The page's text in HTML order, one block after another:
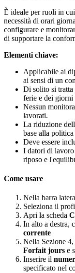
È ideale per ruoli in cui
necessità di orari
configurare e
di supportare la
Elementi chiave:
Applicabile ai
ai sensi di un
Di solito si tratta
ferie e dei giorni
Nessun
lavorati.
La riduzione dell
base alla politica
Deve essere
I datori di lavoro
riposo e l'
Come usare
Nella barra
Seleziona il
Apri la scheda
In alto a destra,
corrente
Nella Sezione 4,
Forfait jours e
Inserire il
specificato nel